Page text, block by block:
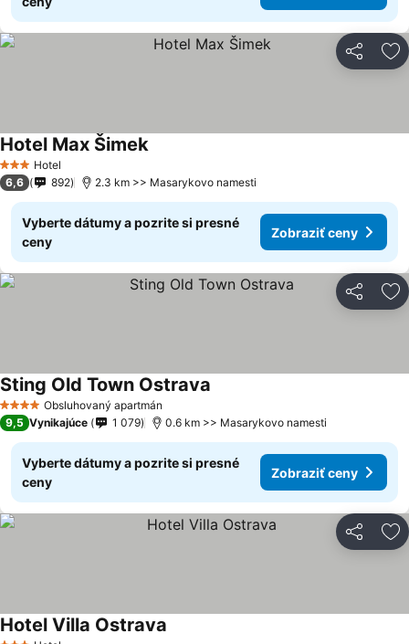
Zdieľať
3 Počet hviezdičiek
Hotel
Hotel Max Šimek
6,6 892 2.3 km >> Masarykovo namesti
Vyberte dátumy a pozrite si presné
ceny
Zobraziť ceny
Zdieľať
4 Počet hviezdičiek
Obsluhovaný apartmán
Sting Old Town Ostrava
9,5 Vynikajúce 1 079 0.6 km >> Masarykovo namesti
Vyberte dátumy a pozrite si presné
ceny
Zobraziť ceny
Zdieľať
Hotel Villa Ostrava